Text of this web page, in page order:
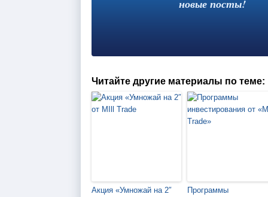
новые посты!
Читайте другие материалы по теме:
Акция «Умножай на 2″
Программы